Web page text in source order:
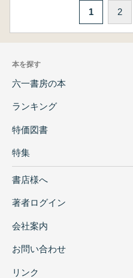
1 2
本を探す
六一書房の本
ランキング
特価図書
特集
書店様へ
著者ログイン
会社案内
お問い合わせ
リンク